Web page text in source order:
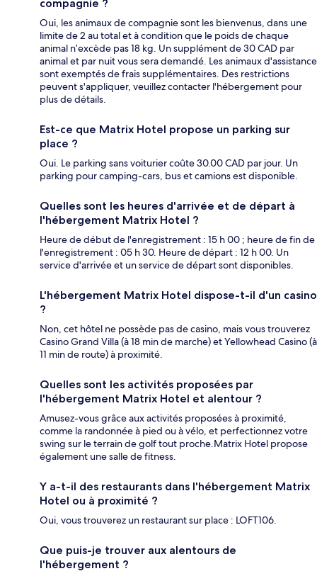
compagnie ?
Oui, les animaux de compagnie sont les bienvenus, dans une
limite de 2 au total et à condition que le poids de chaque
animal n’excède pas 18 kg. Un supplément de 30 CAD par
animal et par nuit vous sera demandé. Les animaux d'assistance
sont exemptés de frais supplémentaires. Des restrictions
peuvent s'appliquer, veuillez contacter l'hébergement pour
plus de détails.
Est-ce que Matrix Hotel propose un parking sur
place ?
Oui. Le parking sans voiturier coûte 30.00 CAD par jour. Un
parking pour camping-cars, bus et camions est disponible.
Quelles sont les heures d'arrivée et de départ à
l'hébergement Matrix Hotel ?
Heure de début de l'enregistrement : 15 h 00 ; heure de fin de
l'enregistrement : 05 h 30. Heure de départ : 12 h 00. Un
service d'arrivée et un service de départ sont disponibles.
L'hébergement Matrix Hotel dispose-t-il d'un casino
?
Non, cet hôtel ne possède pas de casino, mais vous trouverez
Casino Grand Villa (à 18 min de marche) et Yellowhead Casino (à
11 min de route) à proximité.
Quelles sont les activités proposées par
l'hébergement Matrix Hotel et alentour ?
Amusez-vous grâce aux activités proposées à proximité,
comme la randonnée à pied ou à vélo, et perfectionnez votre
swing sur le terrain de golf tout proche.Matrix Hotel propose
également une salle de fitness.
Y a-t-il des restaurants dans l'hébergement Matrix
Hotel ou à proximité ?
Oui, vous trouverez un restaurant sur place : LOFT106.
Que puis-je trouver aux alentours de
l'hébergement ?